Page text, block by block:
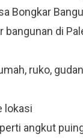
Bongkar
bangunan di
ruko,
lokasi
angkut